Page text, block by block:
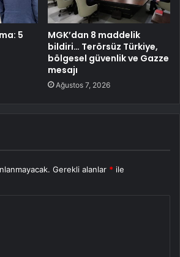
5
MGK’dan 8 maddelik
bildiri… Terörsüz Türkiye,
bölgesel güvenlik ve Gazze
mesajı
Ağustos 7, 2026
Gerekli alanlar * ile